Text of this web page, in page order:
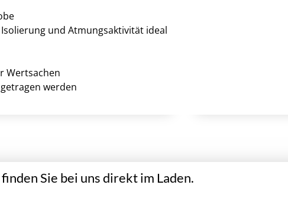
und Atmungsaktivität ideal
Wertsachen
werden
Sie bei uns direkt im Laden.